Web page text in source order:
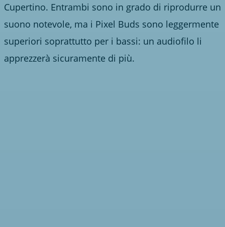
Cupertino. Entrambi sono in grado di riprodurre un
suono notevole, ma i Pixel Buds sono leggermente
superiori soprattutto per i bassi: un audiofilo li
apprezzerà sicuramente di più.